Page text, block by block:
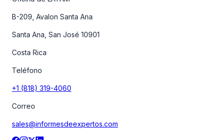
B-209, Avalon Santa Ana
Santa Ana, San José 10901
Costa Rica
Teléfono
+1 (818) 319-4060
Correo
sales@informesdeexpertos.com